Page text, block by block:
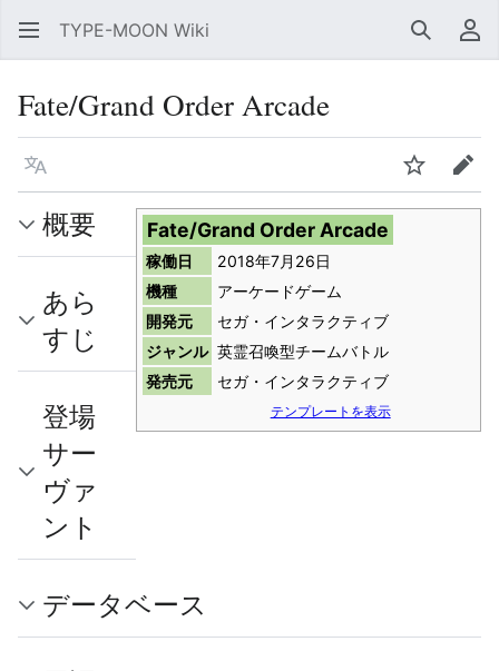
TYPE-MOON Wiki 検索 利
Fate/Grand Order Arcade
言語 ウォッチ編集
Fate/Grand Order Arcade
稼働日
2018年7月26日
機種
アーケードゲーム
開発元
セガ・インタラクティブ
ジャンル 英霊召喚型チームバトル
発売元
セガ・インタラクティブ
テンプレートを表示
概要
あら
すじ
登場
サー
ヴァ
ント
データベース